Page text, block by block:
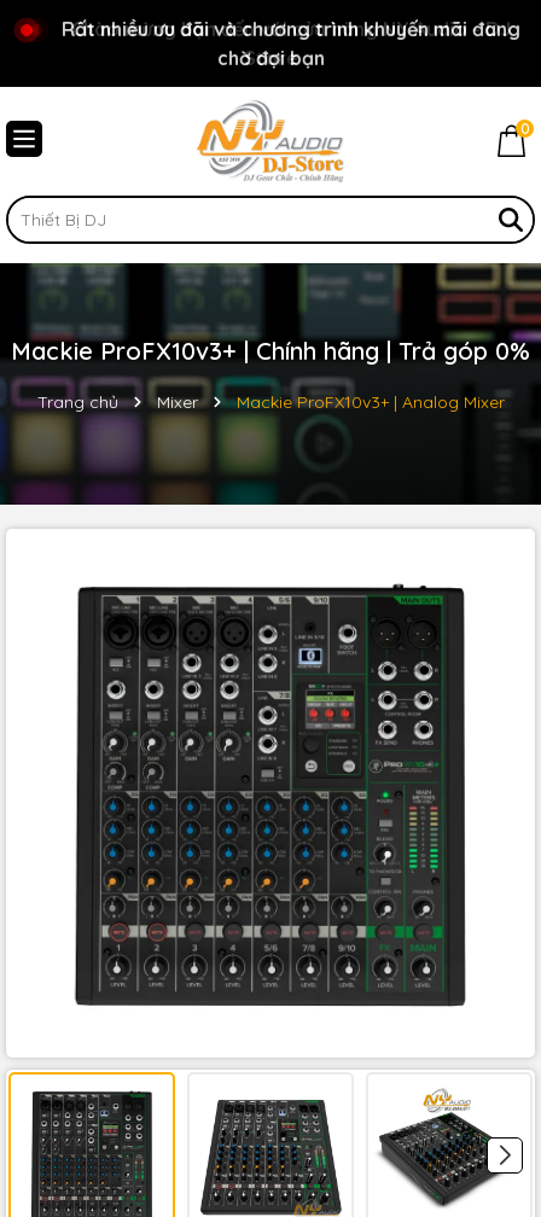
Chào mừng bạn đến với cửa hàng NY Audio - DJ
Store
Rất nhiều ưu đãi và chương trình khuyến mãi đang
chờ đợi bạn
0
Mackie ProFX10v3+ | Chính hãng | Trả góp 0%
Trang chủ Mixer Mackie ProFX10v3+ | Analog Mixer